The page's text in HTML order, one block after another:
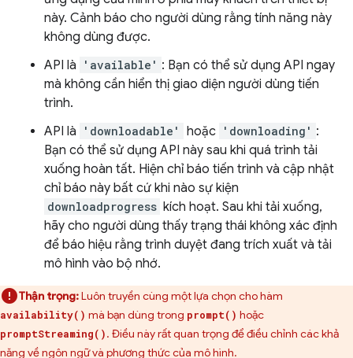
này. Cảnh báo cho người dùng rằng tính năng này
không dùng được.
API là
'available' : Bạn có thể sử dụng API ngay
mà không cần hiển thị giao diện người dùng tiến
trình.
API là
'downloadable' hoặc 'downloading' :
Bạn có thể sử dụng API này sau khi quá trình tải
xuống hoàn tất. Hiện chỉ báo tiến trình và cập nhật
chỉ báo này bất cứ khi nào sự kiện
downloadprogress kích hoạt. Sau khi tải xuống,
hãy cho người dùng thấy trạng thái không xác định
để báo hiệu rằng trình duyệt đang trích xuất và tải
mô hình vào bộ nhớ.
Thận trọng:Luôn truyền cùng một lựa chọn cho hàm
availability() mà bạn dùng trong prompt() hoặc
promptStreaming(). Điều này rất quan trọng để điều chỉnh các khả
năng về ngôn ngữ và phương thức của mô hình.